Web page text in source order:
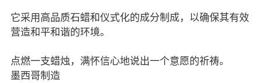
它采用高品质石蜡和仪式化的成分制成，以确保其有效
营造和平和谐的环境。
点燃一支蜡烛，满怀信心地说出一个意愿的祈祷。
墨西哥制造